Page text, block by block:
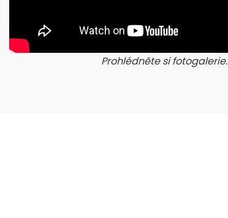
Prohlédněte si fotogalerie.